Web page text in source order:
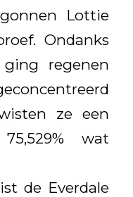
Lottie
Ondanks
regenen
ze een
wat
de Everdale